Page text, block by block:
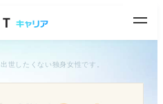
出世したくない独身女性です。